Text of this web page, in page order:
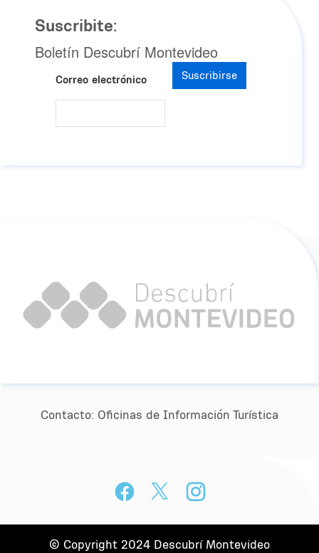
Suscribite:
Boletín Descubrí Montevideo
Correo electrónico Suscribirse
Contacto: Oﬁcinas de Información Turística
© Copyright 2024 Descubrí Montevideo